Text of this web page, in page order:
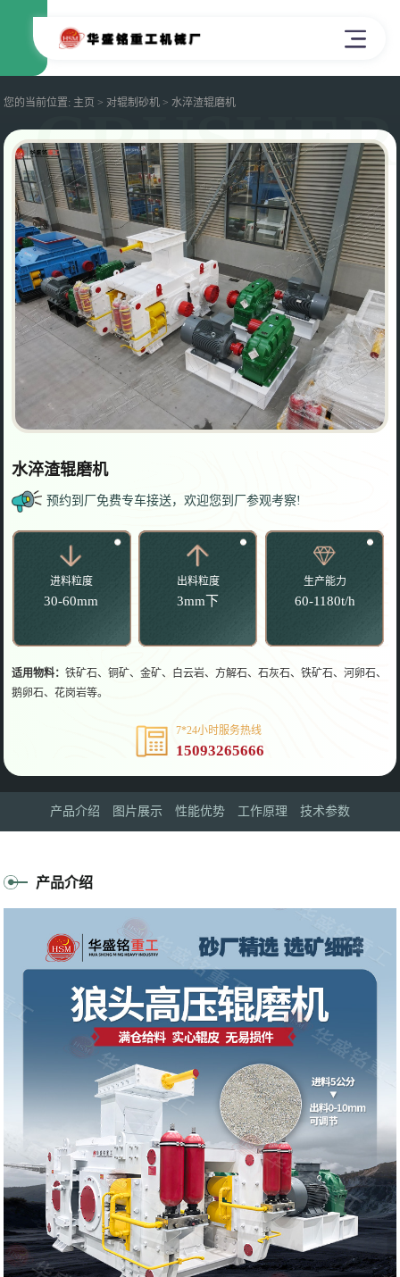
您的当前位置: 主页 > 对辊制砂机 > 水淬渣辊磨机
水淬渣辊磨机
预约到厂免费专车接送，欢迎您到厂参观考察!
进料粒度
30-60mm
出料粒度
3mm下
生产能力
60-1180t/h
适用物料：铁矿石、铜矿、金矿、白云岩、方解石、石灰石、铁矿石、河卵石、
鹅卵石、花岗岩等。
7*24小时服务热线
15093265666
产品介绍 图片展示 性能优势 工作原理 技术参数
产品介绍